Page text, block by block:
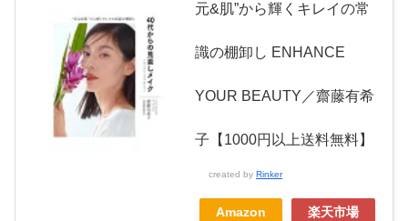
元&肌”から輝くキレイの常
識の棚卸し ENHANCE
YOUR BEAUTY／齋藤有希
子【1000円以上送料無料】
created by Rinker
Amazon 楽天市場